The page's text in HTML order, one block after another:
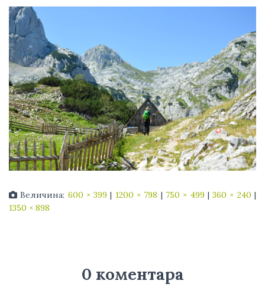
Величина: 600 × 399 | 1200 × 798 | 750 × 499 | 360 × 240 |
1350 × 898
0 коментара